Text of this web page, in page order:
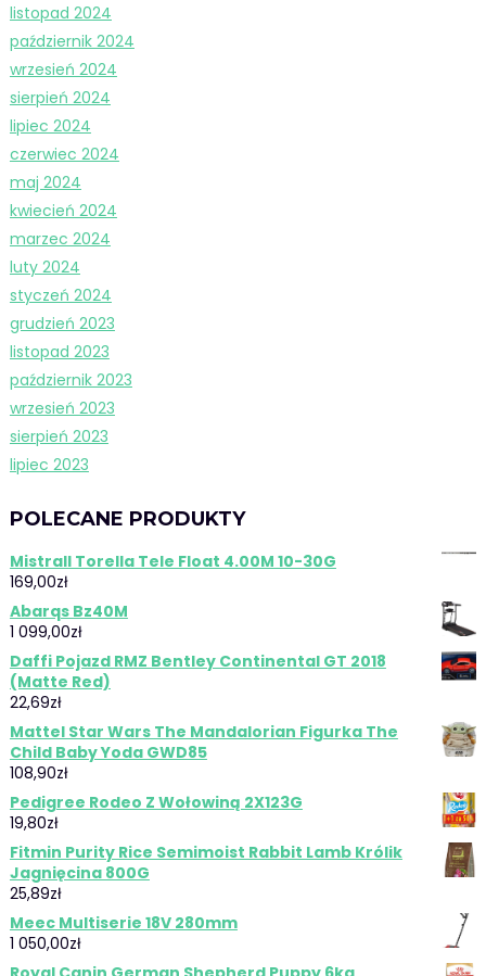
listopad 2024
październik 2024
wrzesień 2024
sierpień 2024
lipiec 2024
czerwiec 2024
maj 2024
kwiecień 2024
marzec 2024
luty 2024
styczeń 2024
grudzień 2023
listopad 2023
październik 2023
wrzesień 2023
sierpień 2023
lipiec 2023
POLECANE PRODUKTY
Mistrall Torella Tele Float 4.00M 10-30G
169,00zł
Abarqs Bz40M
1 099,00zł
Daffi Pojazd RMZ Bentley Continental GT 2018
(Matte Red)
22,69zł
Mattel Star Wars The Mandalorian Figurka The
Child Baby Yoda GWD85
108,90zł
Pedigree Rodeo Z Wołowiną 2X123G
19,80zł
Fitmin Purity Rice Semimoist Rabbit Lamb Królik
Jagnięcina 800G
25,89zł
Meec Multiserie 18V 280mm
1 050,00zł